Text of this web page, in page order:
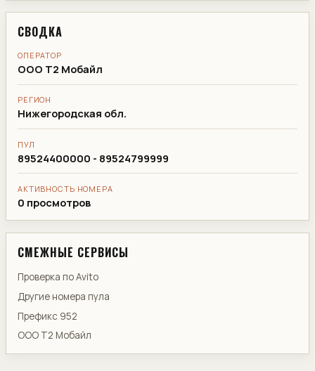
СВОДКА
ОПЕРАТОР
ООО Т2 Мобайл
РЕГИОН
Нижегородская обл.
ПУЛ
89524400000 - 89524799999
АКТИВНОСТЬ НОМЕРА
0 просмотров
СМЕЖНЫЕ СЕРВИСЫ
Проверка по Avito
Другие номера пула
Префикс 952
ООО Т2 Мобайл